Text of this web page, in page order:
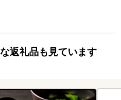
返礼品も見ています